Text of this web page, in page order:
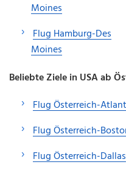
Moines
Flug Hamburg-Des
Moines
Beliebte Ziele in USA ab
Flug Österreich-
Flug Österreich-
Flug Österreich-Dallas